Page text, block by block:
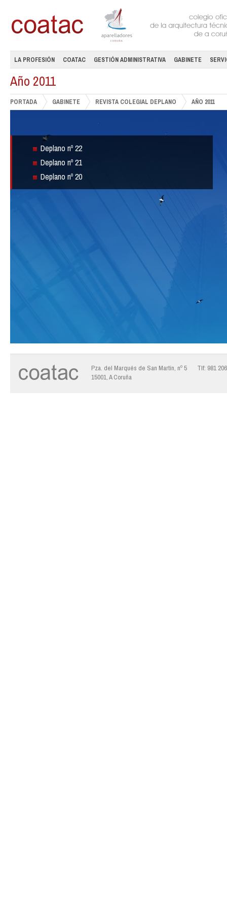
LA PROFESIÓN COATAC GESTIÓN ADMINISTRATIVA GABINETE
Año 2011
PORTADA GABINETE REVISTA COLEGIAL DEPLANO AÑO 2011
Deplano nº 22
Deplano nº 21
Deplano nº 20
Pza. del Marqués de San Martín, nº 5
15001, A Coruña
Tlf: 981